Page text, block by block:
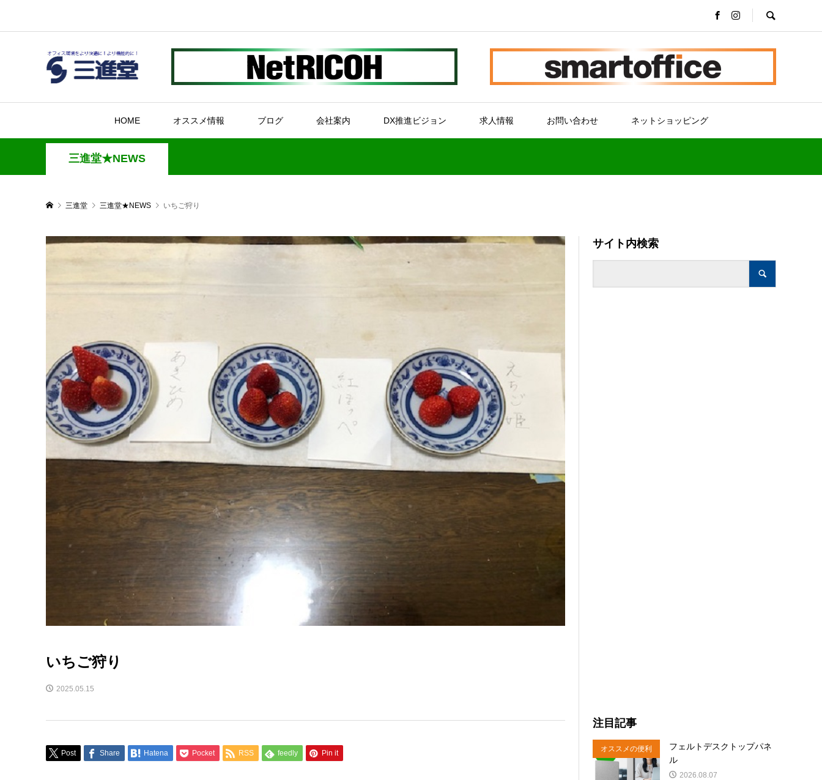
HOME オススメ情報 ブログ 会社案内 DX推進ビジョン 求人情報 お問い合わせ ネットショッピング
三進堂★NEWS
三進堂 三進堂★NEWS いちご狩り
いちご狩り
2025.05.15
Post Share Hatena Pocket RSS feedly Pin it
サイト内検索
注目記事
オススメの便利
商品
フェルトデスクトップパネ
ル
2026.08.07